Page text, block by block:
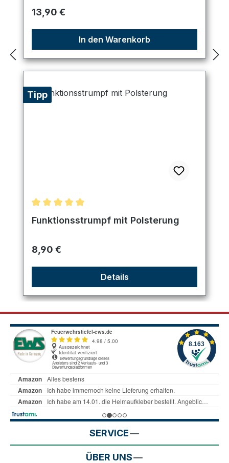
Regulärer Preis:
13,90 €
In den Warenkorb
Tipp
Durchschnittliche Bewertung von 5 von 5 Sternen
Funktionsstrumpf mit Polsterung
Regulärer Preis:
8,90 €
Details
SERVICE
ÜBER UNS